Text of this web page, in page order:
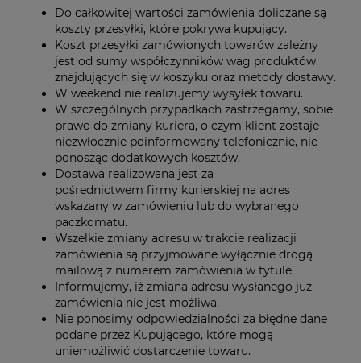
Do całkowitej wartości zamówienia doliczane są
koszty przesyłki, które pokrywa kupujący.
Koszt przesyłki zamówionych towarów zależny
jest od sumy współczynników wag produktów
znajdujących się w koszyku oraz metody dostawy.
W weekend nie realizujemy wysyłek towaru.
W szczególnych przypadkach zastrzegamy, sobie
prawo do zmiany kuriera, o czym klient zostaje
niezwłocznie poinformowany telefonicznie, nie
ponosząc dodatkowych kosztów.
Dostawa realizowana jest za
pośrednictwem firmy kurierskiej na adres
wskazany w zamówieniu lub do wybranego
paczkomatu.
Wszelkie zmiany adresu w trakcie realizacji
zamówienia są przyjmowane wyłącznie drogą
mailową z numerem zamówienia w tytule.
Informujemy, iż zmiana adresu wysłanego już
zamówienia nie jest możliwa.
Nie ponosimy odpowiedzialności za błędne dane
podane przez Kupującego, które mogą
uniemożliwić dostarczenie towaru.